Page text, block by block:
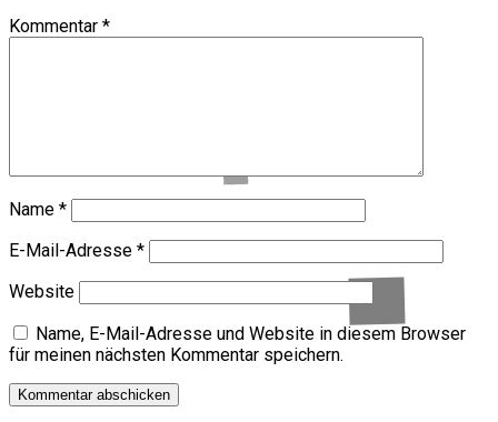
Kommentar *
Name *
E-Mail-Adresse *
Website
Name, E-Mail-Adresse und Website in diesem Browser
für meinen nächsten Kommentar speichern.